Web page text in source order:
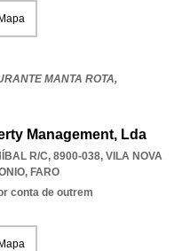
MANTA ROTA,
Management, Lda
R/C, 8900-038, VILA NOVA
, FARO
conta de outrem